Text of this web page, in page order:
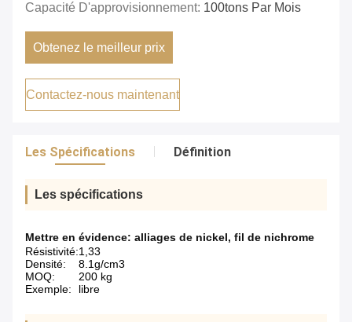
Capacité D'approvisionnement: 100tons Par Mois
Obtenez le meilleur prix
Contactez-nous maintenant
Les Spécifications Définition
Les spécifications
Mettre en évidence: alliages de nickel, fil de nichrome
Résistivité:1,33
Densité:
8.1g/cm3
MOQ:
200 kg
Exemple:
libre